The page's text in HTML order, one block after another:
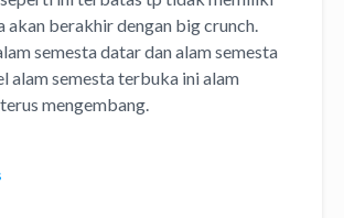
akan berakhir dengan big crunch.
semesta datar dan alam semesta
alam semesta terbuka ini alam
mengembang.